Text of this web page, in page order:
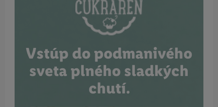
Vstúp do podmanivého
sveta plného sladkých
chutí.